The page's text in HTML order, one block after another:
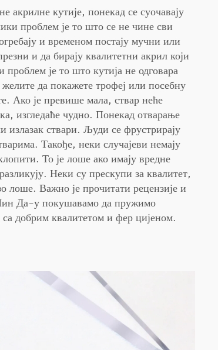
акрилне кутије, понекад се суочавају
проблем је то што се не чине сви
и временом постају мучни или
и да бирају квалитетни акрил који
проблем је то што кутија не одговара
да покажете трофеј или посебну
Ако је превише мала, ствар неће
изгледаће чудно. Понекад отварање
излазак ствари. Људи се фрустрирају
Такође, неки случајеви немају
То је лоше ако имају вредне
Неки су прескупи за квалитет,
лоше. Важно је прочитати рецензије и
Да-у покушавамо да пружимо
добрим квалитетом и фер цијеном.